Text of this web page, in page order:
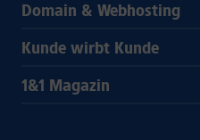
Domain & Webhosting
Kunde wirbt Kunde
1&1 Magazin